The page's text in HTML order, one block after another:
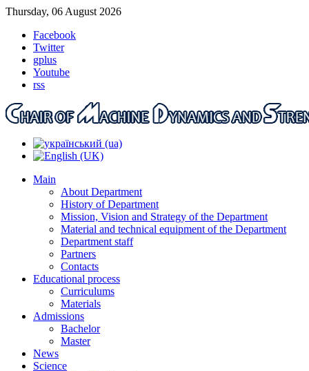
Thursday, 06 August 2026
Facebook
Twitter
gplus
Youtube
rss
Main
About Department
History of Department
Mission, Vision and Strategy of the Department
Material and technical equipment of the Department
Department staff
Partners
Contacts
Educational process
Curriculums
Materials
Admissions
Bachelor
Master
News
Science